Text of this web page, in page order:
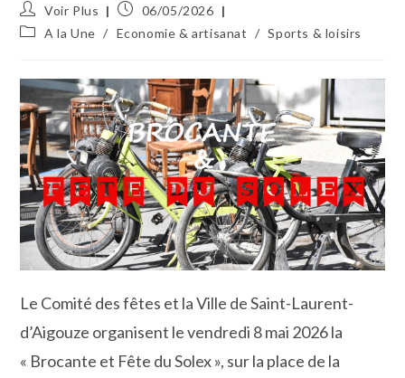
Auteur/autrice
de
Voir Plus
Publication
publiée :
06/05/2026
PostA la Une / Economie & artisanat / Sports & loisirs
Le Comité des fêtes et la Ville de Saint-Laurent-
d’Aigouze organisent le vendredi 8 mai 2026 la
« Brocante et Fête du Solex », sur la place de la